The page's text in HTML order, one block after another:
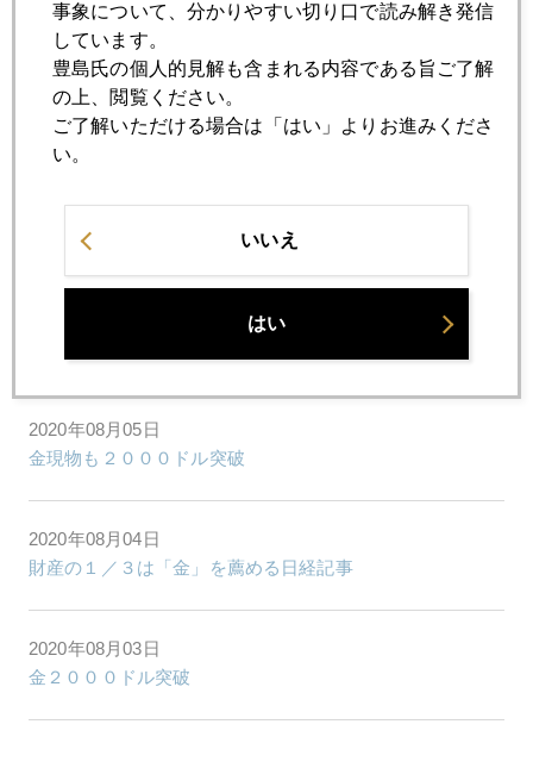
金、銀、暴落
2020年08月11日
「預金封鎖」の取材はお断り
2020年08月07日
金持ってるのだけど、今売った方がいい？？
2020年08月05日
金現物も２０００ドル突破
2020年08月04日
財産の１／３は「金」を薦める日経記事
2020年08月03日
金２０００ドル突破
事象について、分かりやすい切り口で読み解き発信
しています。
豊島氏の個人的見解も含まれる内容である旨ご了解
の上、閲覧ください。
ご了解いただける場合は「はい」よりお進みくださ
い。
いいえ
はい